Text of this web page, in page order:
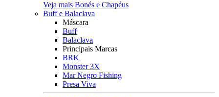
Veja mais Bonés e Chapéus
Buff e Balaclava
Máscara
Buff
Balaclava
Principais Marcas
BRK
Monster 3X
Mar Negro Fishing
Presa Viva